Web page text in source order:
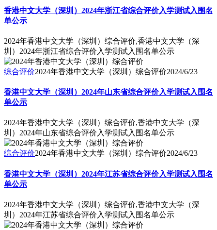
香港中文大学（深圳）2024年浙江省综合评价入学测试入围名
单公示
2024年香港中文大学（深圳）综合评价,香港中文大学（深
圳）2024年浙江省综合评价入学测试入围名单公示
综合评价2024年香港中文大学（深圳）综合评价2024/6/23
香港中文大学（深圳）2024年山东省综合评价入学测试入围名
单公示
2024年香港中文大学（深圳）综合评价,香港中文大学（深
圳）2024年山东省综合评价入学测试入围名单公示
综合评价2024年香港中文大学（深圳）综合评价2024/6/23
香港中文大学（深圳）2024年江苏省综合评价入学测试入围名
单公示
2024年香港中文大学（深圳）综合评价,香港中文大学（深
圳）2024年江苏省综合评价入学测试入围名单公示